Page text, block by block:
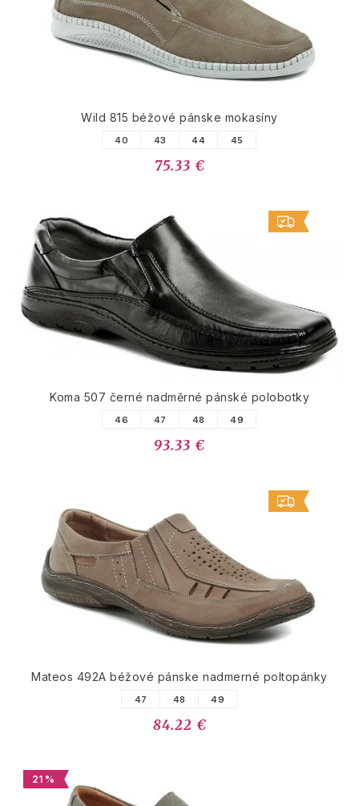
Wild 815 béžové pánske mokasíny
40 43 44 45
75.33 €
Koma 507 černé nadměrné pánské polobotky
46 47 48 49
93.33 €
Mateos 492A béžové pánske nadmerné poltopánky
47 48 49
84.22 €
21 %